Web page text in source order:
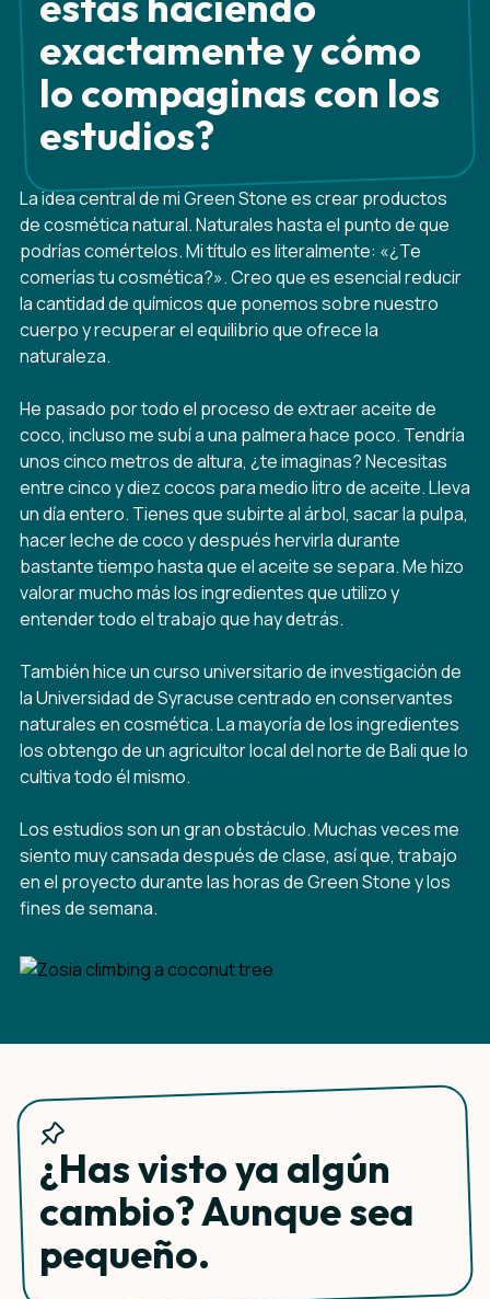
exactamente y cómo
lo compaginas con los
estudios?
La idea central de mi Green Stone es crear productos
de cosmética natural. Naturales hasta el punto de que
podrías comértelos. Mi título es literalmente: «¿Te
comerías tu cosmética?». Creo que es esencial reducir
la cantidad de químicos que ponemos sobre nuestro
cuerpo y recuperar el equilibrio que ofrece la
naturaleza.
He pasado por todo el proceso de extraer aceite de
coco, incluso me subí a una palmera hace poco. Tendría
unos cinco metros de altura, ¿te imaginas? Necesitas
entre cinco y diez cocos para medio litro de aceite. Lleva
un día entero. Tienes que subirte al árbol, sacar la pulpa,
hacer leche de coco y después hervirla durante
bastante tiempo hasta que el aceite se separa. Me hizo
valorar mucho más los ingredientes que utilizo y
entender todo el trabajo que hay detrás.
También hice un curso universitario de investigación de
la Universidad de Syracuse centrado en conservantes
naturales en cosmética. La mayoría de los ingredientes
los obtengo de un agricultor local del norte de Bali que lo
cultiva todo él mismo.
Los estudios son un gran obstáculo. Muchas veces me
siento muy cansada después de clase, así que, trabajo
en el proyecto durante las horas de Green Stone y los
fines de semana.
¿Has visto ya algún
cambio? Aunque sea
pequeño.